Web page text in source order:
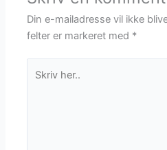
Din e-mailadresse vil ikke
felter er markeret med *